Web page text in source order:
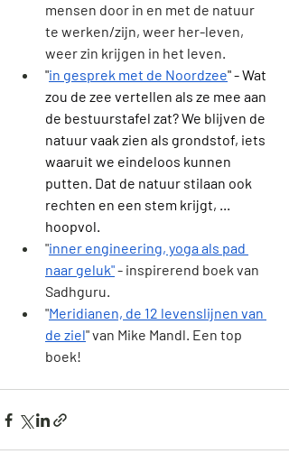
mensen door in en met de natuur
te werken/zijn, weer her-leven,
weer zin krijgen in het leven.
"in gesprek met de Noordzee" - Wat
zou de zee vertellen als ze mee aan
de bestuurstafel zat? We blijven de
natuur vaak zien als grondstof, iets
waaruit we eindeloos kunnen
putten. Dat de natuur stilaan ook
rechten en een stem krijgt, ...
hoopvol.
"inner engineering, yoga als pad
naar geluk" - inspirerend boek van
Sadhguru.
"Meridianen, de 12 levenslijnen van
de ziel" van Mike Mandl. Een top
boek!